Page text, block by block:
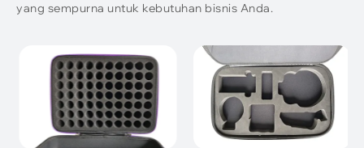
yang sempurna untuk kebutuhan bisnis Anda.